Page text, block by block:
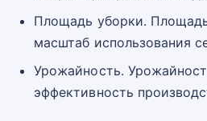
Площадь уборки.
масштаб использования
Урожайность.
эффективность